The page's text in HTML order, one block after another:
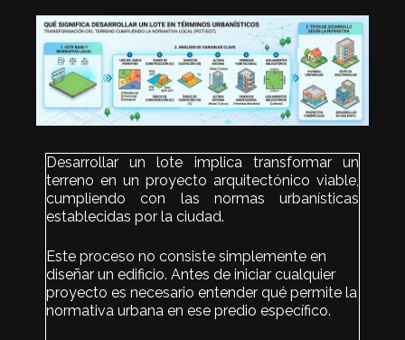
Desarrollar un lote implica transformar un
terreno en un proyecto arquitectónico viable,
cumpliendo con las normas urbanísticas
establecidas por la ciudad.
Este proceso no consiste simplemente en
diseñar un edificio. Antes de iniciar cualquier
proyecto es necesario entender qué permite la
normativa urbana en ese predio específico.